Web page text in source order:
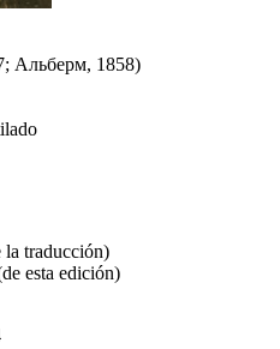
Альберм, 1858)
traducción)
esta edición)